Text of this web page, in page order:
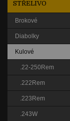
STŘELIVO
Brokové
Diabolky
Kulové
.22-250Rem
.222Rem
.223Rem
.243W